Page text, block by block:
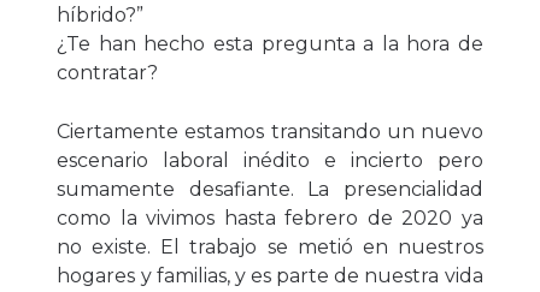
híbrido?”
¿Te han hecho esta pregunta a la hora de
contratar?
Ciertamente estamos transitando un nuevo
escenario laboral inédito e incierto pero
sumamente desafiante. La presencialidad
como la vivimos hasta febrero de 2020 ya
no existe. El trabajo se metió en nuestros
hogares y familias, y es parte de nuestra vida